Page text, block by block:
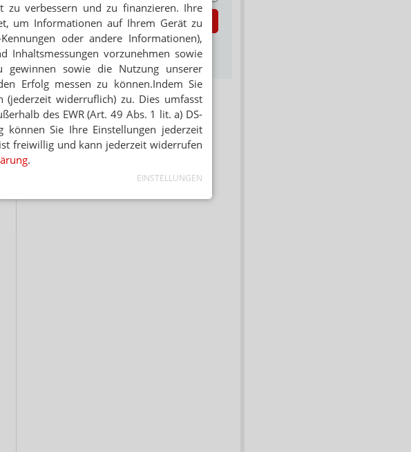
verbessern und zu finanzieren. Ihre
um Informationen auf Ihrem Gerät zu
oder andere Informationen),
Inhaltsmessungen vorzunehmen sowie
gewinnen sowie die Nutzung unserer
Erfolg messen zu können.Indem Sie
(jederzeit widerruflich) zu. Dies umfasst
des EWR (Art. 49 Abs. 1 lit. a) DS-
können Sie Ihre Einstellungen jederzeit
freiwillig und kann jederzeit widerrufen
.
EINSTELLUNGEN
Jetzt abonnieren
Hinweis zum Newsletter &
Datenschutz